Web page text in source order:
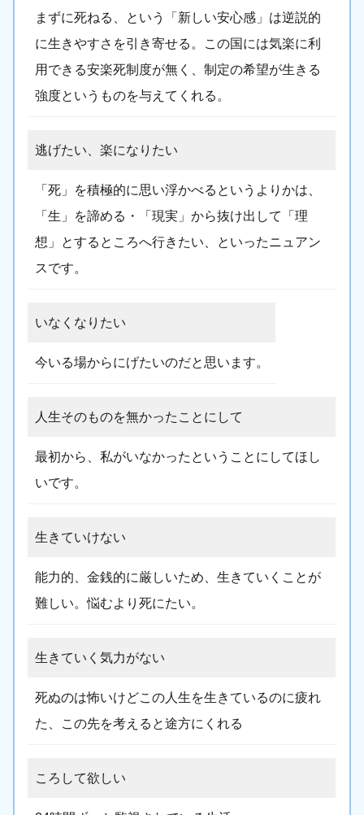
まずに死ねる、という「新しい安心感」は逆説的
に生きやすさを引き寄せる。この国には気楽に利
用できる安楽死制度が無く、制定の希望が生きる
強度というものを与えてくれる。
逃げたい、楽になりたい
「死」を積極的に思い浮かべるというよりかは、
「生」を諦める・「現実」から抜け出して「理
想」とするところへ行きたい、といったニュアン
スです。
いなくなりたい
今いる場からにげたいのだと思います。
人生そのものを無かったことにして
最初から、私がいなかったということにしてほし
いです。
生きていけない
能力的、金銭的に厳しいため、生きていくことが
難しい。悩むより死にたい。
生きていく気力がない
死ぬのは怖いけどこの人生を生きているのに疲れ
た、この先を考えると途方にくれる
ころして欲しい